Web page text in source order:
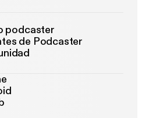
podcaster
de Podcaster